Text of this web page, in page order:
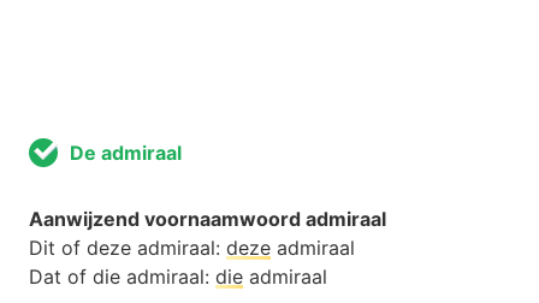
De admiraal
Aanwijzend voornaamwoord admiraal
Dit of deze admiraal: deze admiraal
Dat of die admiraal: die admiraal